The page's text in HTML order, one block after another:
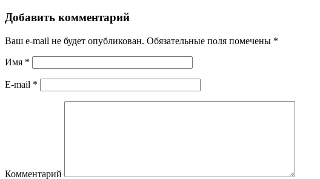
Добавить комментарий
Ваш e-mail не будет опубликован. Обязательные поля помечены *
Имя *
E-mail *
Комментарий